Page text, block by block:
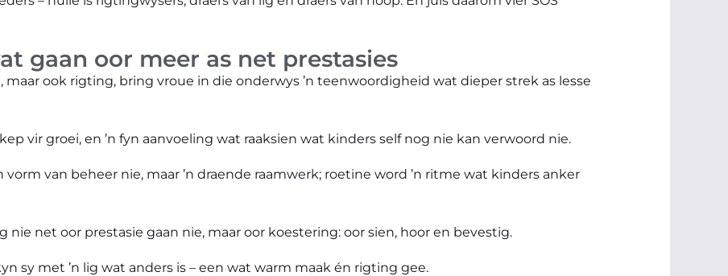
gaan oor meer as net prestasies
maar ook rigting, bring vroue in die onderwys ’n teenwoordigheid wat dieper strek as lesse
vir groei, en ’n fyn aanvoeling wat raaksien wat kinders self nog nie kan verwoord nie.
van beheer nie, maar ’n draende raamwerk; roetine word ’n ritme wat kinders anker
nie net oor prestasie gaan nie, maar oor koestering: oor sien, hoor en bevestig.
sy met ’n lig wat anders is – een wat warm maak én rigting gee.